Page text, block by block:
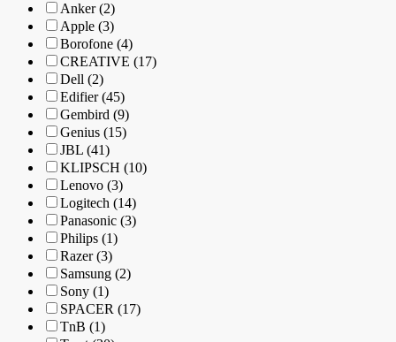
Anker (2)
Apple (3)
Borofone (4)
CREATIVE (17)
Dell (2)
Edifier (45)
Gembird (9)
Genius (15)
JBL (41)
KLIPSCH (10)
Lenovo (3)
Logitech (14)
Panasonic (3)
Philips (1)
Razer (3)
Samsung (2)
Sony (1)
SPACER (17)
TnB (1)